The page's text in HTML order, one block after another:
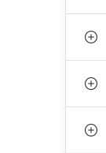
n
n
p
i